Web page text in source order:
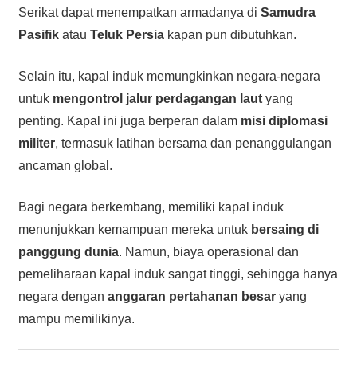
Serikat dapat menempatkan armadanya di Samudra
Pasifikatau Teluk Persiakapan pun dibutuhkan.
Selain itu, kapal induk memungkinkan negara-negara
untuk mengontrol jalur perdagangan lautyang
penting. Kapal ini juga berperan dalam misi diplomasi
militer, termasuk latihan bersama dan penanggulangan
ancaman global.
Bagi negara berkembang, memiliki kapal induk
menunjukkan kemampuan mereka untuk bersaing di
panggung dunia. Namun, biaya operasional dan
pemeliharaan kapal induk sangat tinggi, sehingga hanya
negara dengan anggaran pertahanan besaryang
mampu memilikinya.